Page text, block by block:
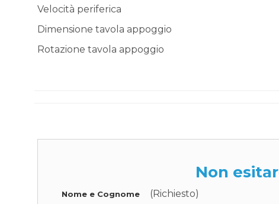
Velocità periferica
Dimensione tavola appoggio
Rotazione tavola appoggio
Non
Nome e Cognome (Richiesto)